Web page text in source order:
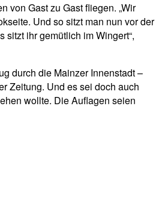
von Gast zu Gast fliegen. „Wir
Und so sitzt man nun vor der
ihr gemütlich im Wingert“,
durch die Mainzer Innenstadt –
Zeitung. Und es sei doch auch
wollte. Die Auflagen seien